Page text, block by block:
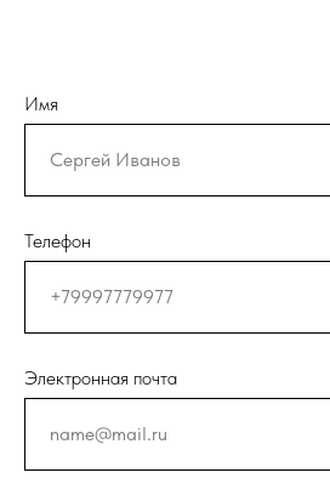
Имя
Телефон
Электронная почта